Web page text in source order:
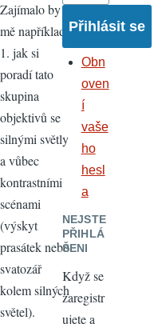
Zajímalo by
mě například:
1. jak si
poradí tato
skupina
objektivů se
silnými světly
a vůbec
kontrastními
scénami
(výskyt
prasátek nebo
svatozář
kolem silných
světel).
Obn
oven
í
vaše
ho
hesl
a
NEJSTE
PŘIHLÁ
ŠENI
Když se
zaregistr
ujete a